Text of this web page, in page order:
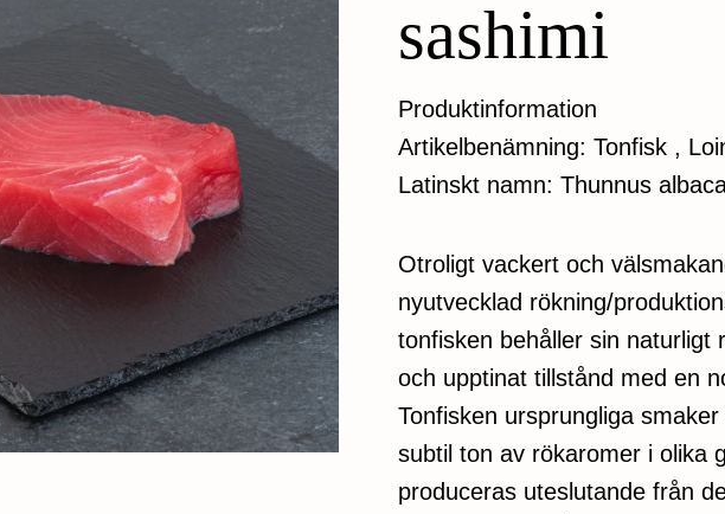
sashimi
Produktinformation
Artikelbenämning: Tonfisk ,
Latinskt namn: Thunnus
Otroligt vackert och
nyutvecklad rökning/
tonfisken behåller sin naturligt
och upptinat tillstånd med en
Tonfisken ursprungliga
subtil ton av rökaromer i olika
produceras uteslutande från